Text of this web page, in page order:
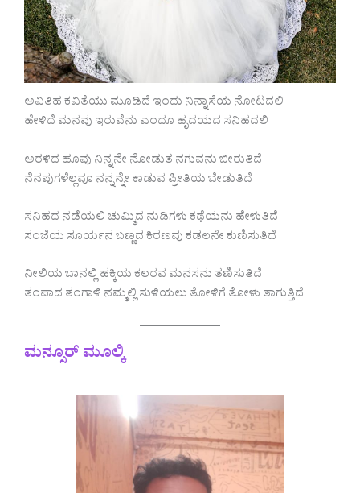
ಅವಿತಿಹ ಕವಿತೆಯು ಮೂಡಿದೆ ಇಂದು ನಿನ್ನಾಸೆಯ ನೋಟದಲಿ
ಹೇಳಿದೆ ಮನವು ಇರುವೆನು ಎಂದೂ ಹೃದಯದ ಸನಿಹದಲಿ
ಅರಳಿದ ಹೂವು ನಿನ್ನನೇ ನೋಡುತ ನಗುವನು ಬೀರುತಿದೆ
ನೆನಪುಗಳೆಲ್ಲವೂ ನನ್ನನ್ನೇ ಕಾಡುವ ಪ್ರೀತಿಯ ಬೇಡುತಿದೆ
ಸನಿಹದ ನಡೆಯಲಿ ಚುಮ್ಮಿದ ನುಡಿಗಳು ಕಥೆಯನು ಹೇಳುತಿದೆ
ಸಂಜೆಯ ಸೂರ್ಯನ ಬಣ್ಣದ ಕಿರಣವು ಕಡಲನೇ ಕುಣಿಸುತಿದೆ
ನೀಲಿಯ ಬಾನಲ್ಲಿ ಹಕ್ಕಿಯ ಕಲರವ ಮನಸನು ತಣಿಸುತಿದೆ
ತಂಪಾದ ತಂಗಾಳಿ ನಮ್ಮಲ್ಲಿ ಸುಳಿಯಲು ತೋಳಿಗೆ ತೋಳು ತಾಗುತ್ತಿದೆ
ಮನ್ಸೂರ್ ಮೂಲ್ಕಿ